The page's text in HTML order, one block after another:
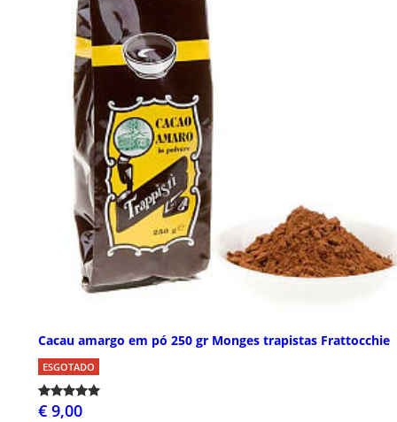
Cacau amargo em pó 250 gr Monges trapistas Frattocchie
ESGOTADO
€ 9,00